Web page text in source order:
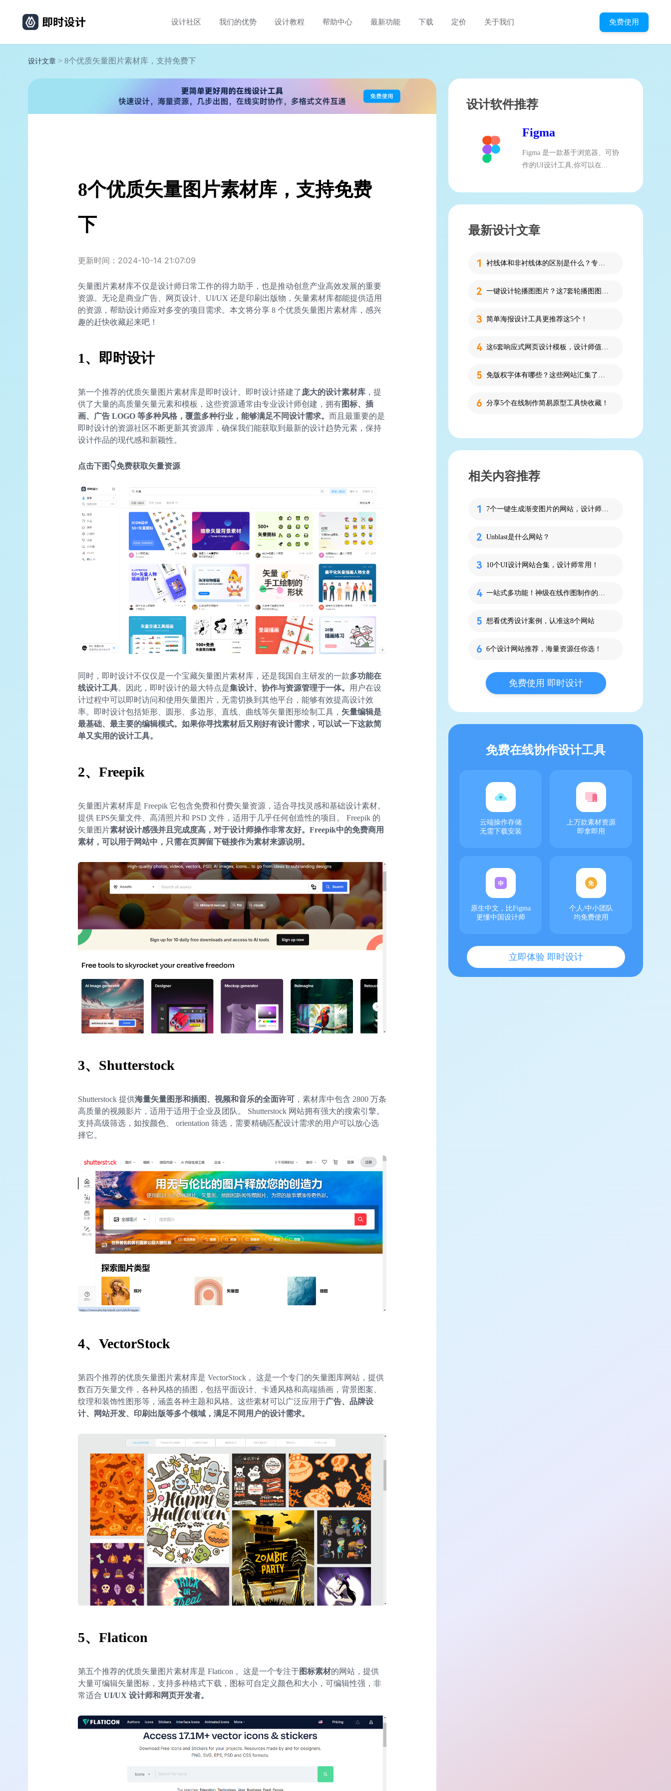
设计社区 我们的优势 设计教程 帮助中心 最新功能 下载 定价 关于我们 免费使用
设计文章 > 8个优质矢量图片素材库，支持免费下
8个优质矢量图片素材库，支持免费
下
更新时间：2024-10-14 21:07:09
矢量图片素材库不仅是设计师日常工作的得力助手，也是推动创意产业高效发展的重要
资源。无论是商业广告、网页设计、UI/UX 还是印刷出版物，矢量素材库都能提供适用
的资源，帮助设计师应对多变的项目需求。本文将分享 8 个优质矢量图片素材库，感兴
趣的赶快收藏起来吧！
1、即时设计
第一个推荐的优质矢量图片素材库是即时设计。即时设计搭建了庞大的设计素材库 ，提
供了大量的高质量矢量元素和模板，这些资源通常由专业设计师创建，拥有图标、插
画、广告 LOGO 等多种风格，覆盖多种行业，能够满足不同设计需求。 而且最重要的是
即时设计的资源社区不断更新其资源库，确保我们能获取到最新的设计趋势元素，保持
设计作品的现代感和新颖性。
点击下图👇免费获取矢量资源
同时，即时设计不仅仅是一个宝藏矢量图片素材库，还是我国自主研发的一款多功能在
线设计工具。因此，即时设计的最大特点是集设计、协作与资源管理于一体。
用户在设
计过程中可以即时访问和使用矢量图片，无需切换到其他平台，能够有效提高设计效
率。即时设计包括矩形、圆形、多边形、直线、曲线等矢量图形绘制工具， 矢量编辑是
最基础、最主要的编辑模式。如果你寻找素材后又刚好有设计需求，可以试一下这款简
单又实用的设计工具。
2、 Freepik
矢量图片素材库是 Freepik 它包含免费和付费矢量资源，适合寻找灵感和基础设计素材。
提供 EPS矢量文件、高清照片和 PSD 文件，适用于几乎任何创造性的项目。 Freepik 的
矢量图片素材设计感强并且完成度高，对于设计师操作非常友好。 Freepik中的免费商用
素材，可以用于网站中，只需在页脚留下链接作为素材来源说明。
3、Shutterstock
Shutterstock 提供海量矢量图形和插图、视频和音乐的全面许可 ，素材库中包含 2800 万条
高质量的视频影片，适用于适用于企业及团队。 Shutterstock 网站拥有强大的搜索引擎。
支持高级筛选，如按颜色、 orientation 筛选，需要精确匹配设计需求的用户可以放心选
择它。
4、VectorStock
第四个推荐的优质矢量图片素材库是 VectorStock 。这是一个专门的矢量图库网站，提供
数百万矢量文件，各种风格的插图，包括平面设计、卡通风格和高端插画，背景图案、
纹理和装饰性图形等，涵盖各种主题和风格。这些素材可以广泛应用于广告、品牌设
计、网站开发、印刷出版等多个领域，满足不同用户的设计需求。
5、Flaticon
第五个推荐的优质矢量图片素材库是 Flaticon 。这是一个专注于图标素材的网站，提供
大量可编辑矢量图标，支持多种格式下载，图标可自定义颜色和大小，可编辑性强，非
常适合 UI/UX 设计师和网页开发者。
设计软件推荐
Figma
Figma 是一款基于浏览器、可协
作的UI设计工具,你可以在...
最新设计文章
衬线体和非衬线体的区别是什么？专为设计新人解答！
一键设计轮播图图片？这7套轮播图图片资源快收藏！
简单海报设计工具更推荐这5个！
这6套响应式网页设计模板，设计师值得收藏！
免版权字体有哪些？这些网站汇集了近百款免版权字体！
分享5个在线制作简易原型工具快收藏！
相关内容推荐
7个一键生成渐变图片的网站，设计师必备
Unblast是什么网站？
10个UI设计网站合集，设计师常用！
一站式多功能！神级在线作图制作的网站推荐！
想看优秀设计案例，认准这8个网站
6个设计网站推荐，海量资源任你选！
免费使用 即时设计
免费在线协作设计工具
云端操作存储
无需下载安装
上万款素材资源
即拿即用
原生中文，比Figma
更懂中国设计师
个人/中小团队
均免费使用
立即体验 即时设计